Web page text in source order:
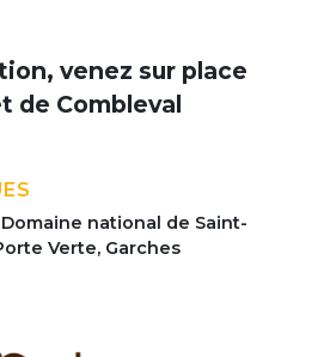
venez sur place
de Combleval
national de Saint-
Verte, Garches